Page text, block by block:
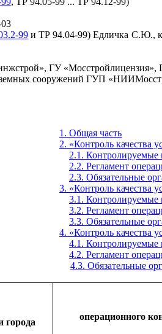
99и ТР 94.04-99) Едличка С.Ю.,
ГУ
сооружений ГУП
1. Общая часть
2. «Контроль качества
2.1. Контролируемые
2.2. Регламент
2.3. Обязательные
3. «Контроль качества
3.1. Контролируемые
3.2. Регламент
3.3. Обязательные
4. «Контроль качества
4.1. Контролируемые
4.2. Регламент
4.3. Обязательные
города
операционного